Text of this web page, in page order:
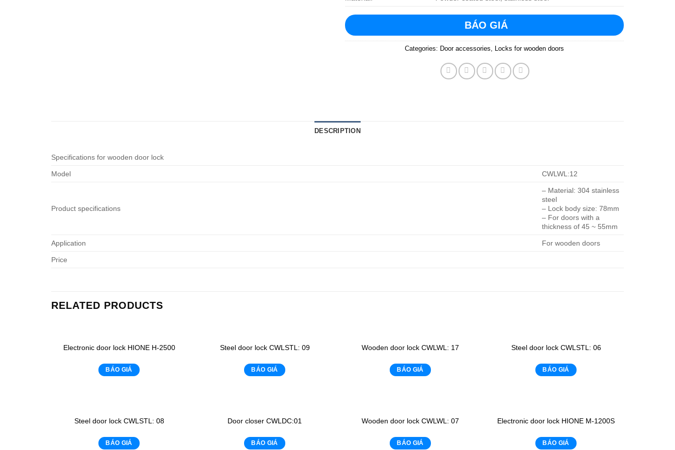
BÁO GIÁ
Categories: Door accessories Locks for wooden doors
DESCRIPTION
Specifications for wooden door lock
Model CWLWL:12
Product specifications
– Material: 304 stainless
steel
– Lock body size: 78mm
– For doors with a
thickness of 45 ~ 55mm
Application For wooden doors
Price
RELATED PRODUCTS
Electronic door lock HIONE H-2500
BÁO GIÁ
Steel door lock CWLSTL: 09
BÁO GIÁ
Wooden door lock CWLWL: 17
BÁO GIÁ
Steel door lock CWLSTL: 06
BÁO GIÁ
Steel door lock CWLSTL: 08
BÁO GIÁ
Door closer CWLDC:01
BÁO GIÁ
Wooden door lock CWLWL: 07
BÁO GIÁ
Electronic door lock HIONE M-1200S
BÁO GIÁ